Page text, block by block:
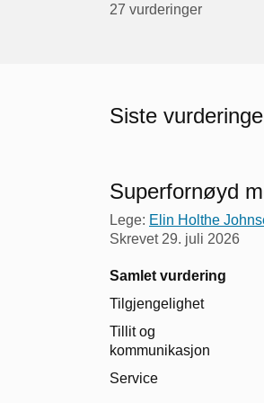
27 vurderinger
Siste
Superfornøyd
Lege: Elin Holthe
Skrevet 29. juli 2026
Samlet vurdering
Tilgjengelighet
Tillit og
kommunikasjon
Service